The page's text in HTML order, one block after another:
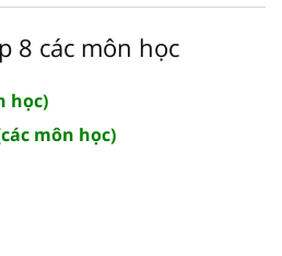
8 các môn học
học)
môn học)